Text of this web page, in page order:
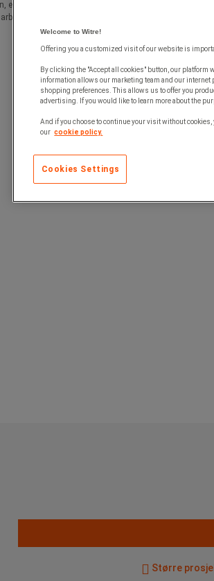
ekstra stor plattform (300x250 mm) og store sklisikre
Større
Welcome to Witre!
Offering you a customized visit of our website is
By clicking the "Accept all cookies" button, our
information allows our marketing team and our internet
shopping preferences. This allows us to offer you
advertising. If you would like to learn more about the
And if you choose to continue your visit without cookies,
our cookie policy.
Cookies Settings